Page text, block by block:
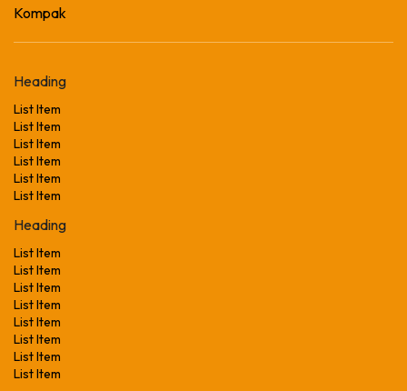
Kompak
Heading
List Item
List Item
List Item
List Item
List Item
List Item
Heading
List Item
List Item
List Item
List Item
List Item
List Item
List Item
List Item